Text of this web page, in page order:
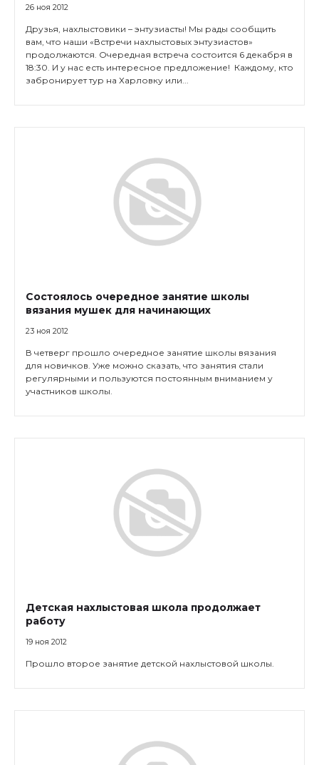
26 ноя 2012
Друзья, нахлыстовики – энтузиасты! Мы рады сообщить
вам, что наши «Встречи нахлыстовых энтузиастов»
продолжаются. Очередная встреча состоится 6 декабря в
18:30. И у нас есть интересное предложение! Каждому, кто
забронирует тур на Харловку или...
Состоялось очередное занятие школы
вязания мушек для начинающих
23 ноя 2012
В четверг прошло очередное занятие школы вязания
для новичков. Уже можно сказать, что занятия стали
регулярными и пользуются постоянным вниманием у
участников школы.
Детская нахлыстовая школа продолжает
работу
19 ноя 2012
Прошло второе занятие детской нахлыстовой школы.